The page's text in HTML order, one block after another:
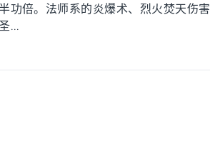
功倍。法师系的炎爆术、烈火焚天伤害
...